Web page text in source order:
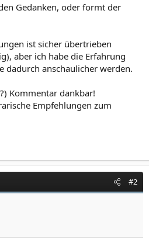
Gedanken, oder formt der
ist sicher übertrieben
aber ich habe die Erfahrung
dadurch anschaulicher werden.
Kommentar dankbar!
Empfehlungen zum
#2